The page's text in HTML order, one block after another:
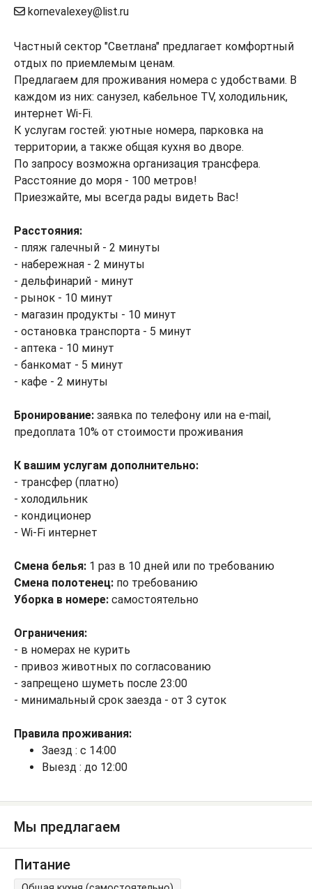
kornevalexey@list.ru
Частный сектор "Светлана" предлагает комфортный
отдых по приемлемым ценам.
Предлагаем для проживания номера с удобствами. В
каждом из них: санузел, кабельное TV, холодильник,
интернет Wi-Fi.
К услугам гостей: уютные номера, парковка на
территории, а также общая кухня во дворе.
По запросу возможна организация трансфера.
Расстояние до моря - 100 метров!
Приезжайте, мы всегда рады видеть Вас!
Расстояния:
- пляж галечный - 2 минуты
- набережная - 2 минуты
- дельфинарий - минут
- рынок - 10 минут
- магазин продукты - 10 минут
- остановка транспорта - 5 минут
- аптека - 10 минут
- банкомат - 5 минут
- кафе - 2 минуты
Бронирование: заявка по телефону или на e-mail,
предоплата 10% от стоимости проживания
К вашим услугам дополнительно:
- трансфер (платно)
- холодильник
- кондиционер
- Wi-Fi интернет
Смена белья: 1 раз в 10 дней или по требованию
Смена полотенец: по требованию
Уборка в номере: самостоятельно
Ограничения:
- в номерах не курить
- привоз животных по согласованию
- запрещено шуметь после 23:00
- минимальный срок заезда - от 3 суток
Правила проживания:
Заезд : с 14:00
Выезд : до 12:00
Мы предлагаем
Питание